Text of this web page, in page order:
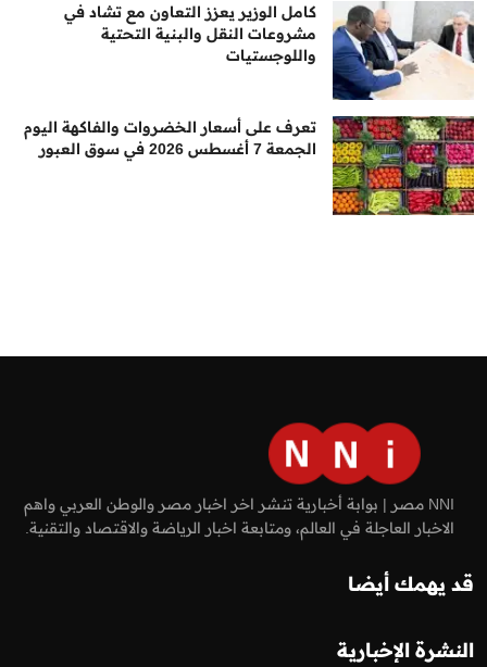
كامل الوزير يعزز التعاون مع تشاد في
مشروعات النقل والبنية التحتية
واللوجستيات
تعرف على أسعار الخضروات والفاكهة اليوم
الجمعة 7 أغسطس 2026 في سوق العبور
NNI مصر | بوابة أخبارية تنشر اخر اخبار مصر والوطن العربي واهم
الاخبار العاجلة في العالم، ومتابعة اخبار الرياضة والاقتصاد والتقنية.
قد يهمك أيضا
النشرة الإخبارية